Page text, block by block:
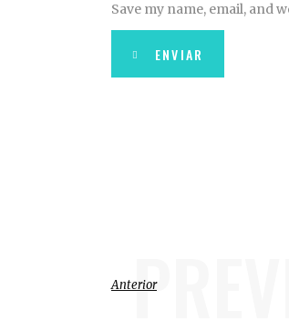
Save my name, email, and
ENVIAR
PREVIO
Anterior